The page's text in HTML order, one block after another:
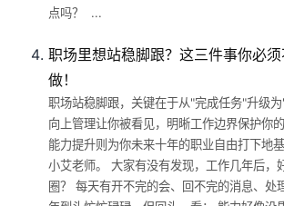
点吗？ ...
职场里想站稳脚跟？这三件事你必
做！
职场站稳脚跟，关键在于从"完成任务"升级
向上管理让你被看见，明晰工作边界保护你
能力提升则为你未来十年的职业自由打下地
小艾老师。 大家有没有发现，工作几年后，
圈？ 每天有开不完的会、回不完的消息、处